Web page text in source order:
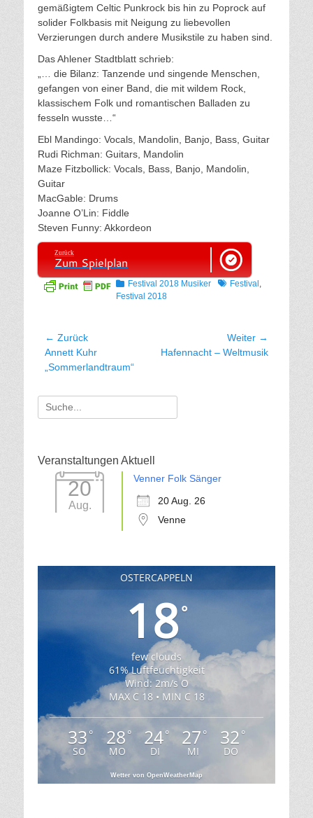
gemäßigtem Celtic Punkrock bis hin zu Poprock auf
solider Folkbasis mit Neigung zu liebevollen
Verzierungen durch andere Musikstile zu haben sind.
Das Ahlener Stadtblatt schrieb:
„… die Bilanz: Tanzende und singende Menschen,
gefangen von einer Band, die mit wildem Rock,
klassischem Folk und romantischen Balladen zu
fesseln wusste…“
Ebl Mandingo: Vocals, Mandolin, Banjo, Bass, Guitar
Rudi Richman: Guitars, Mandolin
Maze Fitzbollick: Vocals, Bass, Banjo, Mandolin,
Guitar
MacGable: Drums
Joanne O’Lin: Fiddle
Steven Funny: Akkordeon
Zurück
Zum Spielplan
Kategorien
Festival 2018 Musiker TagsFestival
Festival 2018
Beitragsnavigation
← Zurück
Vorhergehender
Beitrag:
Annett Kuhr
„Sommerlandtraum“
Weiter →
Nächster
Hafennacht – Weltmusik
Suche
für:
Veranstaltungen Aktuell
20
Aug.
Venner Folk Sänger
20 Aug. 26
Venne
OSTERCAPPELN
18°
few clouds
61% Luftfeuchtigkeit
Wind: 2m/s O
MAX C 18 • MIN C 18
33°
SO
28 °
MO
24°
DI
27 °
MI
32 °
DO
Wetter von OpenWeatherMap